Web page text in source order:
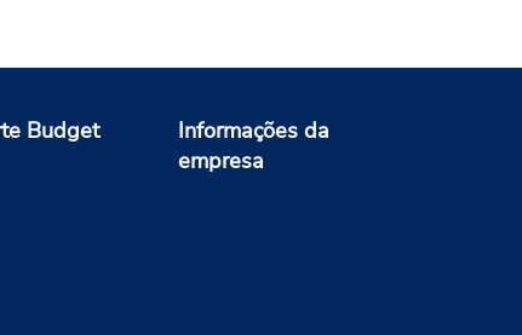
Budget
Informações da
empresa